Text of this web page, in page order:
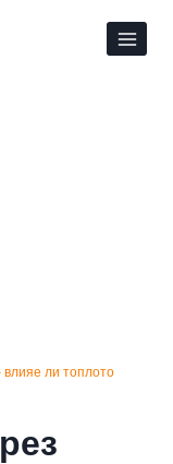
ли топлото